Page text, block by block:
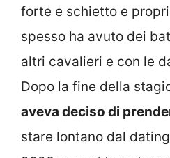
forte e schietto e
spesso ha avuto dei
altri cavalieri e con le
Dopo la fine della
aveva deciso di
stare lontano dal